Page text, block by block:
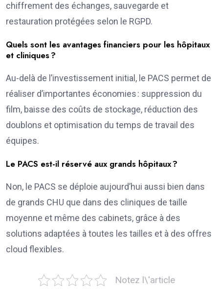
chiffrement des échanges, sauvegarde et
restauration protégées selon le RGPD.
Quels sont les avantages financiers pour les hôpitaux
et cliniques ?
Au-delà de l’investissement initial, le PACS permet de
réaliser d’importantes économies : suppression du
film, baisse des coûts de stockage, réduction des
doublons et optimisation du temps de travail des
équipes.
Le PACS est-il réservé aux grands hôpitaux ?
Non, le PACS se déploie aujourd’hui aussi bien dans
de grands CHU que dans des cliniques de taille
moyenne et même des cabinets, grâce à des
solutions adaptées à toutes les tailles et à des offres
cloud flexibles.
Notez l\'article